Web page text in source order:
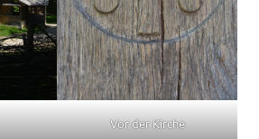
Vor der Kirche